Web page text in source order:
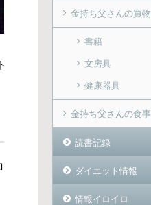
金持ち父さんの買物
書籍
文房具
健康器具
金持ち父さんの食事
読書記録
ダイエット情報
情報イロイロ